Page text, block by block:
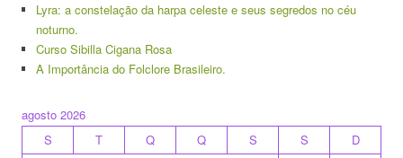
Lyra: a constelação da harpa celeste e seus segredos no céu
noturno.
Curso Sibilla Cigana Rosa
A Importância do Folclore Brasileiro.
agosto 2026
S
T Q Q S S
D